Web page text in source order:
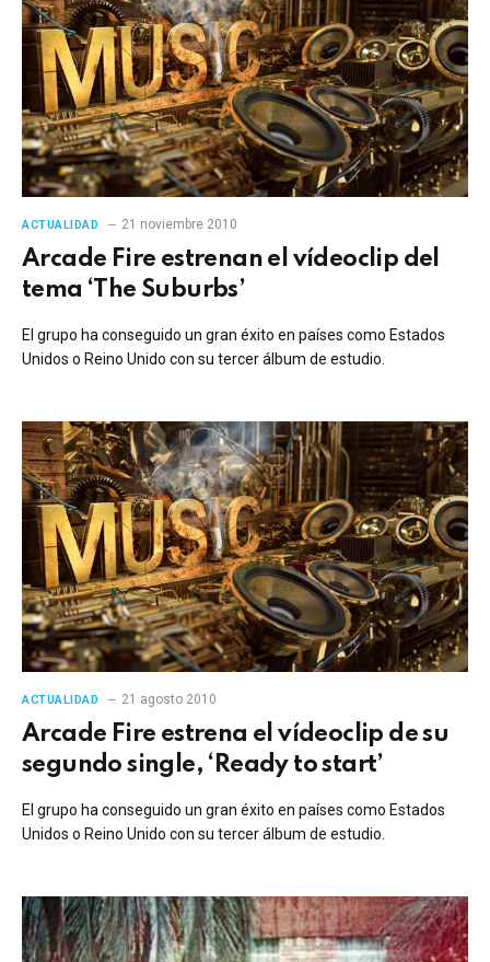
ACTUALIDAD 21 noviembre 2010
Arcade Fire estrenan el vídeoclip del
tema ‘The Suburbs’
El grupo ha conseguido un gran éxito en países como Estados
Unidos o Reino Unido con su tercer álbum de estudio.
ACTUALIDAD 21 agosto 2010
Arcade Fire estrena el vídeoclip de su
segundo single, ‘Ready to start’
El grupo ha conseguido un gran éxito en países como Estados
Unidos o Reino Unido con su tercer álbum de estudio.